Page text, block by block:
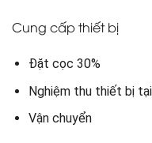
Cung cấp thiết bị
Đặt cọc 30%
Nghiệm thu thiết bị
Vận chuyển